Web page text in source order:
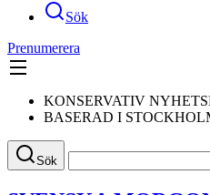
Sök
Prenumerera
KONSERVATIV
BASERAD I
Sök